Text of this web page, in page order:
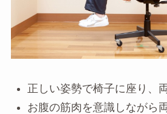
正しい姿勢で椅子に座り、
お腹の筋肉を意識しながら